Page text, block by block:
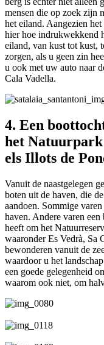
mensen die op zoek zijn
het eiland. Aangezien
hier hoe indrukwekkend
eiland, van kust tot kust,
zorgen, als u geen zin
u ook met uw auto naar
Cala Vadella.
4. Een
het Natuurpark
els Illots de
Vanuit de naastgelegen
boten uit de haven, die
aandoen. Sommige
haven. Andere varen
heeft om het
waaronder Es Vedrà, Sa
bewonderen vanuit de
waardoor u het
een goede gelegenheid
waarom ook niet, om